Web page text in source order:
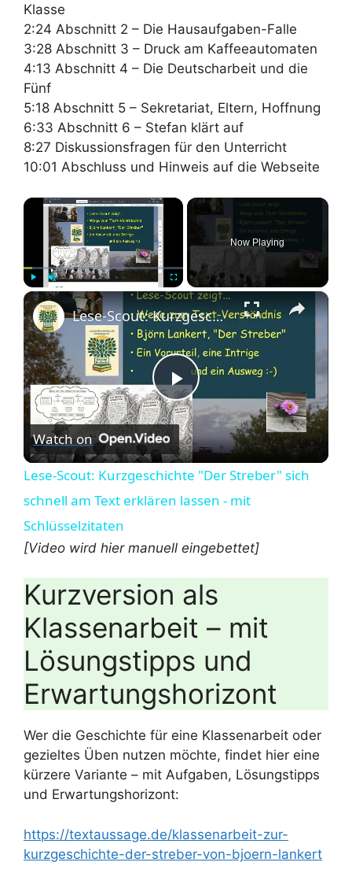
Klasse
2:24 Abschnitt 2 – Die Hausaufgaben-Falle
3:28 Abschnitt 3 – Druck am Kaffeeautomaten
4:13 Abschnitt 4 – Die Deutscharbeit und die
Fünf
5:18 Abschnitt 5 – Sekretariat, Eltern, Hoffnung
6:33 Abschnitt 6 – Stefan klärt auf
8:27 Diskussionsfragen für den Unterricht
10:01 Abschluss und Hinweis auf die Webseite
×
Play Unmute Fullscreen
Now Playing
×
P
l
a
y
V
i
d
e
o
Lese-Scout: Kurzgeschichte "Der Streber" sich schnell am Text erklären lassen - mit Schlüsselzitaten
Watch on
Lese-Scout: Kurzgeschichte "Der Streber" sich
schnell am Text erklären lassen - mit
Schlüsselzitaten
[Video wird hier manuell eingebettet]
Kurzversion als
Klassenarbeit – mit
Lösungstipps und
Erwartungshorizont
Wer die Geschichte für eine Klassenarbeit oder
gezieltes Üben nutzen möchte, findet hier eine
kürzere Variante – mit Aufgaben, Lösungstipps
und Erwartungshorizont:
https://textaussage.de/klassenarbeit-zur-
kurzgeschichte-der-streber-von-bjoern-lankert